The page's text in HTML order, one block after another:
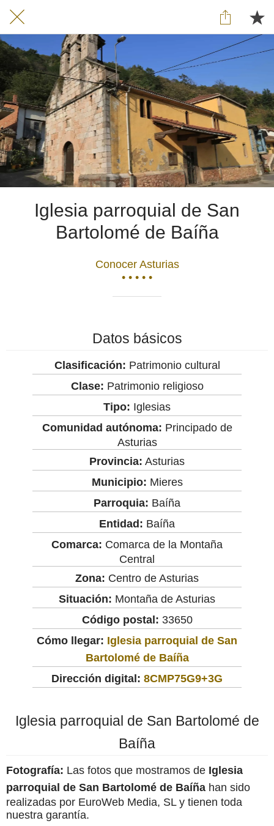
Iglesia parroquial de San
Bartolomé de Baíña
Conocer Asturias
• • • • •
Datos básicos
Clasificación: Patrimonio cultural
Clase: Patrimonio religioso
Tipo: Iglesias
Comunidad autónoma: Principado de
Asturias
Provincia: Asturias
Municipio: Mieres
Parroquia: Baíña
Entidad: Baíña
Comarca: Comarca de la Montaña
Central
Zona: Centro de Asturias
Situación: Montaña de Asturias
Código postal: 33650
Cómo llegar: Iglesia parroquial de San
Bartolomé de Baíña
Dirección digital: 8CMP75G9+3G
Iglesia parroquial de San Bartolomé de
Baíña
Fotografía: Las fotos que mostramos de Iglesia
parroquial de San Bartolomé de Baíña han sido
realizadas por EuroWeb Media, SL y tienen toda
nuestra garantía.